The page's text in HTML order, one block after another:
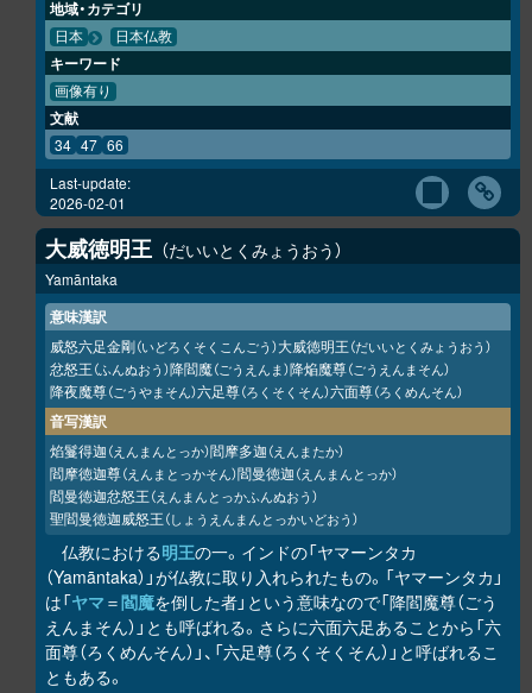
地域・カテゴリ
日本 日本仏教
キーワード
画像有り
文献
34 47 66
Last-update:
2026-02-01
大威徳明王 だいいとくみょうおう
Yamāntaka
意味漢訳
威怒六足金剛（いどろくそくこんごう）大威徳明王（だいいとくみょうおう）
忿怒王（ふんぬおう）降閻魔（ごうえんま）降焔魔尊（ごうえんまそん）
降夜魔尊（ごうやまそん）六足尊（ろくそくそん）六面尊（ろくめんそん）
音写漢訳
焰鬘得迦（えんまんとっか）閻摩多迦（えんまたか）
閻摩徳迦尊（えんまとっかそん）閻曼徳迦（えんまんとっか）
閻曼徳迦忿怒王（えんまんとっかふんぬおう）
聖閻曼徳迦威怒王（しょうえんまんとっかいどおう）
仏教における明王の一。インドの「ヤマーンタカ
（Yamāntaka）」が仏教に取り入れられたもの。「ヤマーンタカ」
は「ヤマ ＝閻魔を倒した者」という意味なので「降閻魔尊（ごう
えんまそん）」とも呼ばれる。さらに六面六足あることから「六
面尊（ろくめんそん）」、「六足尊（ろくそくそん）」と呼ばれるこ
ともある。